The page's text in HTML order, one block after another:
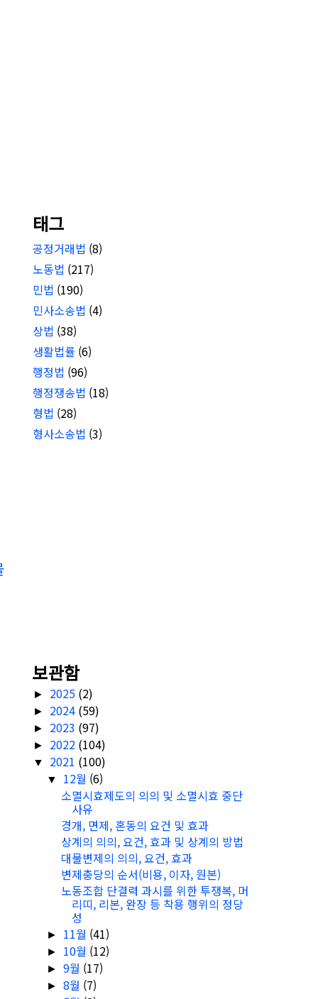
태그
공정거래법 (8)
노동법 (217)
민법 (190)
민사소송법 (4)
상법 (38)
생활법률 (6)
행정법 (96)
행정쟁송법 (18)
형법 (28)
형사소송법 (3)
보관함
► 2025 (2)
► 2024 (59)
► 2023 (97)
► 2022 (104)
▼ 2021 (100)
▼ 12월 (6)
소멸시효제도의 의의 및 소멸시효 중단
사유
경개, 면제, 혼동의 요건 및 효과
상계의 의의, 요건, 효과 및 상계의 방법
대물변제의 의의, 요건, 효과
변제충당의 순서(비용, 이자, 원본)
노동조합 단결력 과시를 위한 투쟁복, 머
리띠, 리본, 완장 등 착용 행위의 정당
성
► 11월 (41)
► 10월 (12)
►9월 (17)
►8월 (7)